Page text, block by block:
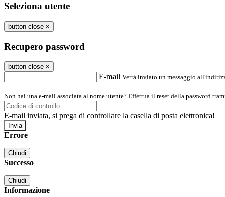
Seleziona utente
button close ×
Recupero password
button close ×
E-mail Verrà inviato un messaggio
Non hai una e-mail associata al nome utente? Effettua il reset della password
E-mail inviata, si prega di controllare la casella di posta elettronica!
Errore
Chiudi
Successo
Chiudi
Informazione